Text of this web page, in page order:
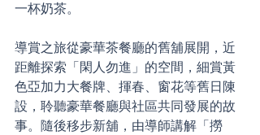
一杯奶茶。
導賞之旅從豪華茶餐廳的舊舖展開，近
距離探索「閑人勿進」的空間，細賞黃
色亞加力大餐牌、揮春、窗花等舊日陳
設，聆聽豪華餐廳與社區共同發展的故
事。隨後移步新舖，由導師講解「撈